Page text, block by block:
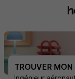
TROUVER MON